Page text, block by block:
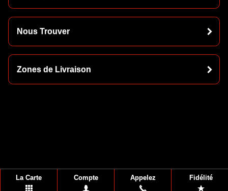
Nous Trouver
Zones de Livraison
La Carte Compte Appelez Fidélité